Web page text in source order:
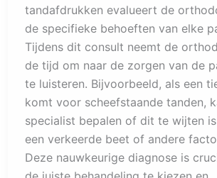
tandafdrukken evalueert de
de specifieke behoeften van elke
Tijdens dit consult neemt de
de tijd om naar de zorgen van de
te luisteren. Bijvoorbeeld, als een
komt voor scheefstaande tanden,
specialist bepalen of dit te wijten
een verkeerde beet of andere
Deze nauwkeurige diagnose is